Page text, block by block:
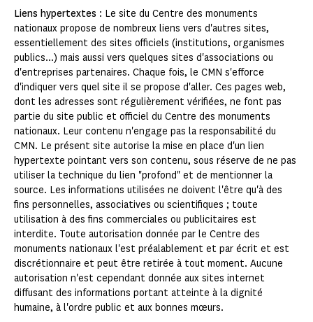
Liens hypertextes : Le site du Centre des monuments
nationaux propose de nombreux liens vers d'autres sites,
essentiellement des sites officiels (institutions, organismes
publics...) mais aussi vers quelques sites d'associations ou
d'entreprises partenaires. Chaque fois, le CMN s'efforce
d'indiquer vers quel site il se propose d'aller. Ces pages web,
dont les adresses sont régulièrement vérifiées, ne font pas
partie du site public et officiel du Centre des monuments
nationaux. Leur contenu n'engage pas la responsabilité du
CMN. Le présent site autorise la mise en place d'un lien
hypertexte pointant vers son contenu, sous réserve de ne pas
utiliser la technique du lien "profond" et de mentionner la
source. Les informations utilisées ne doivent l'être qu'à des
fins personnelles, associatives ou scientifiques ; toute
utilisation à des fins commerciales ou publicitaires est
interdite. Toute autorisation donnée par le Centre des
monuments nationaux l'est préalablement et par écrit et est
discrétionnaire et peut être retirée à tout moment. Aucune
autorisation n'est cependant donnée aux sites internet
diffusant des informations portant atteinte à la dignité
humaine, à l'ordre public et aux bonnes mœurs.